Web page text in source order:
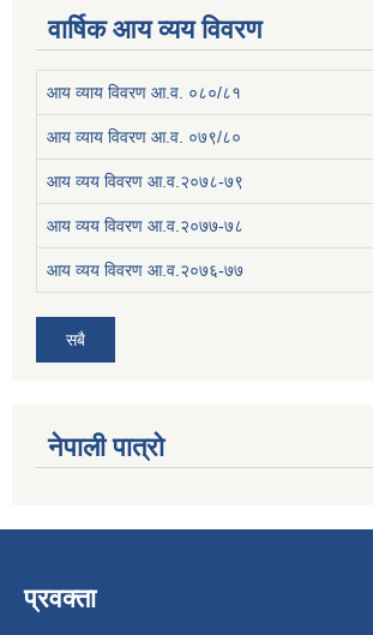
वार्षिक आय व्यय विवरण
आय व्याय विवरण आ.व. ०८०/८१
आय व्याय विवरण आ.व. ०७९/८०
आय व्यय विवरण आ.व.२०७८-७९
आय व्यय विवरण आ.व.२०७७-७८
आय व्यय विवरण आ.व.२०७६-७७
सबै
नेपाली पात्रो
प्रवक्ता